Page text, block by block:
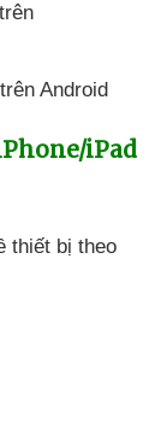
Android
iPad
thiết bị theo